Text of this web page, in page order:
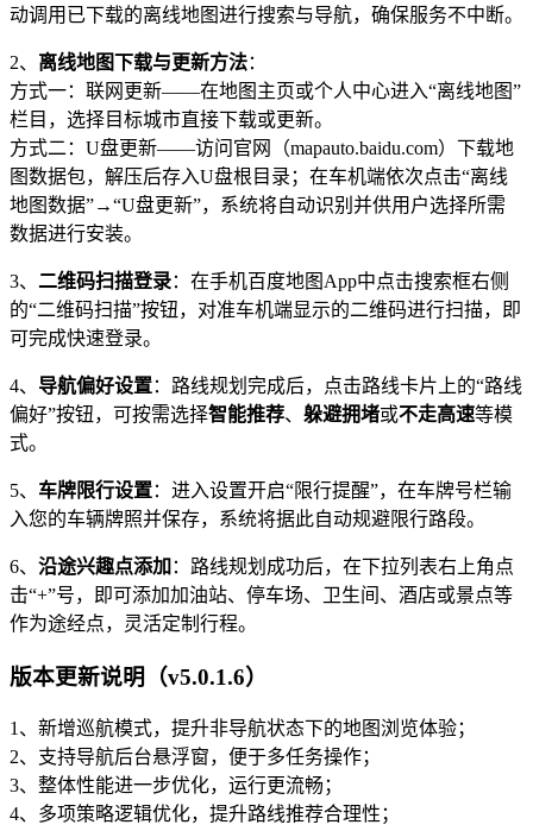
动调用已下载的离线地图进行搜索与导航，确保服务不中断。
2、 离线地图下载与更新方法：
方式一：联网更新——在地图主页或个人中心进入“离线地图”
栏目，选择目标城市直接下载或更新。
方式二：U盘更新——访问官网（mapauto.baidu.com）下载地
图数据包，解压后存入U盘根目录；在车机端依次点击“离线
地图数据”→“U盘更新”，系统将自动识别并供用户选择所需
数据进行安装。
3、 二维码扫描登录：在手机百度地图App中点击搜索框右侧
的“二维码扫描”按钮，对准车机端显示的二维码进行扫描，即
可完成快速登录。
4、 导航偏好设置：路线规划完成后，点击路线卡片上的“路线
偏好”按钮，可按需选择智能推荐、 躲避拥堵或不走高速等模
式。
5、 车牌限行设置：进入设置开启“限行提醒”，在车牌号栏输
入您的车辆牌照并保存，系统将据此自动规避限行路段。
6、 沿途兴趣点添加 ：路线规划成功后，在下拉列表右上角点
击“+”号，即可添加加油站、停车场、卫生间、酒店或景点等
作为途经点，灵活定制行程。
版本更新说明（v5.0.1.6）
1、新增巡航模式，提升非导航状态下的地图浏览体验；
2、支持导航后台悬浮窗，便于多任务操作；
3、整体性能进一步优化，运行更流畅；
4、多项策略逻辑优化，提升路线推荐合理性；